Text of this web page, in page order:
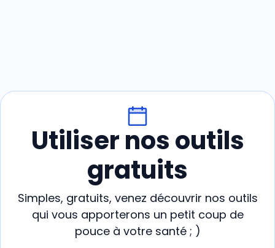
Utiliser nos outils
gratuits
Simples, gratuits, venez découvrir nos outils
qui vous apporterons un petit coup de
pouce à votre santé ; )